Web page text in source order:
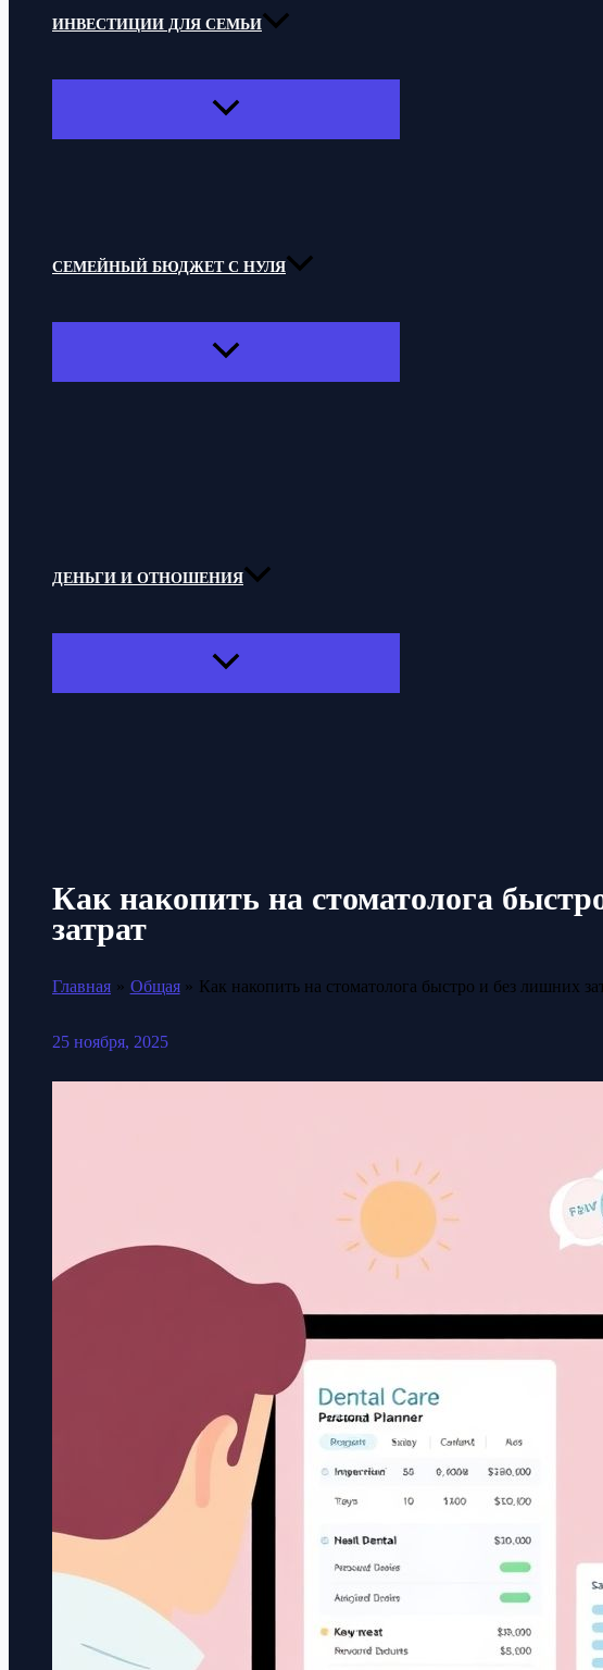
ИНВЕСТИЦИИ ДЛЯ СЕМЬИ
ПЕРЕКЛЮЧАТЕЛЬ
СЕМЕЙНЫЙ БЮДЖЕТ С НУЛЯ
ПЕРЕКЛЮЧАТЕЛЬ
ДЕНЬГИ И ОТНОШЕНИЯ
ПЕРЕКЛЮЧАТЕЛЬ
Как накопить на стоматолога
затрат
Главная Общая Как накопить на стоматолога быстро и без лишних
25 ноября, 2025